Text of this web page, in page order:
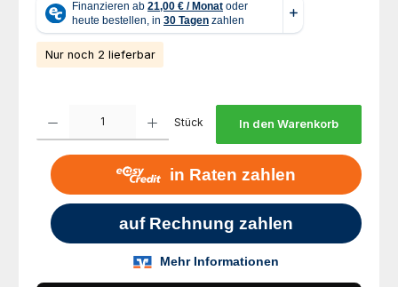
Nur noch 2 lieferbar
Stück In den Warenkorb